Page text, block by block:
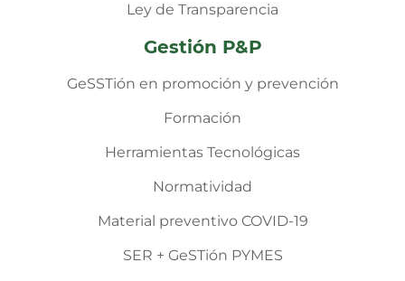
Ley de Transparencia
Gestión P&P
GeSSTión en promoción y prevención
Formación
Herramientas Tecnológicas
Normatividad
Material preventivo COVID-19
SER + GeSTión PYMES